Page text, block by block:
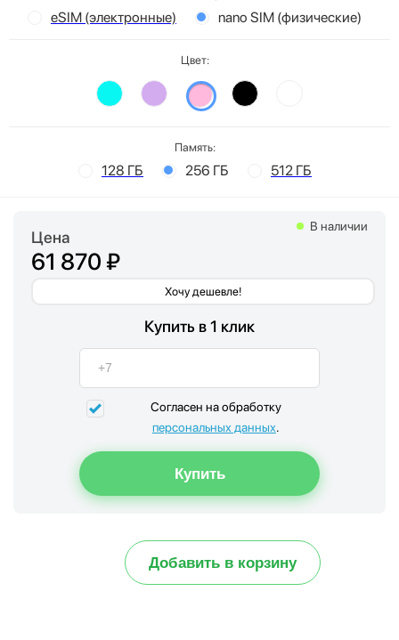
eSIM (электронные) nano SIM (физические)
Цвет:
Память:
128 ГБ 256 ГБ 512 ГБ
Цена
61 870 ₽
Хочу дешевле!
В наличии
Купить в 1 клик
Согласен на обработку
персональных данных.
Добавить в корзину